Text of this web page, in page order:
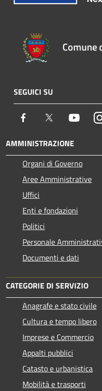
Comune
SEGUICI SU
Facebook Twitter
AMMINISTRAZIONE
Organi di Governo
Aree Amministrative
Uffici
Enti e fondazioni
Politici
Personale
Documenti e dati
CATEGORIE DI SERVIZIO
Anagrafe e stato civile
Cultura e tempo libero
Imprese e Commercio
Appalti pubblici
Catasto e urbanistica
Mobilità e trasporti